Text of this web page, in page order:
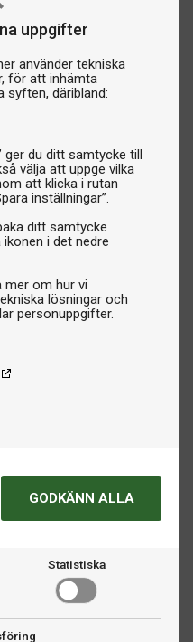
uppgifter
använder tekniska
för att inhämta
däribland:
ger du ditt samtycke till
välja att uppge vilka
att klicka i rutan
inställningar”.
ditt samtycke
i det nedre
mer om hur vi
lösningar och
GODKÄNN ALLA
Statistiska